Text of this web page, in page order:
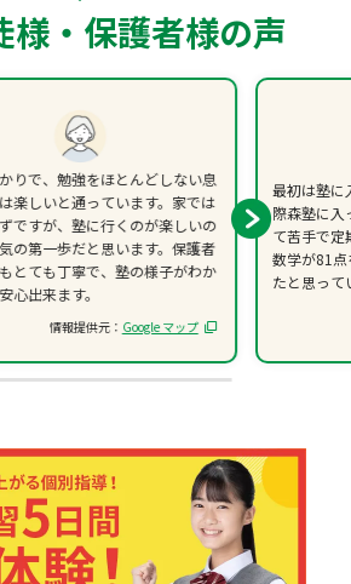
様・保護者様の声
りで、勉強をほとんどしない息
楽しいと通っています。家では
ですが、塾に行くのが楽しいの
の第一歩だと思います。保護者
とても丁寧で、塾の様子がわか
心出来ます。
情報提供元： Google マップ
最初は塾に
際森塾に入
て苦手で定
数学が81
たと思って